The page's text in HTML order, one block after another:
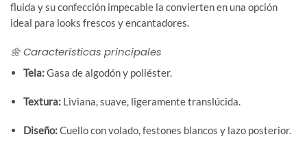
fluida y su confección impecable la convierten en una opción
ideal para looks frescos y encantadores.
🌼 Características principales
Tela:Gasa de algodón y poliéster.
Textura: Liviana, suave, ligeramente translúcida.
Diseño:Cuello con volado, festones blancos y lazo posterior.